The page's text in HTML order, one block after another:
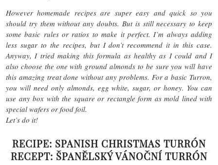
However homemade recipes are super easy and quick so you
should try them without any doubts. But is still necessary to keep
some basic rules or ratios to make it perfect. I’m always adding
less sugar to the recipes, but I don’t recommend it in this case.
Anyway, I tried making this formula as healthy as I could and I
also choose the one with ground almonds to be sure you will have
this amazing treat done without any problems. For a basic Turron,
you will need only almonds, egg white, sugar, or honey. You can
use any box with the square or rectangle form as mold lined with
special wafers or food foil.
Let’s do it!
RECIPE: SPANISH CHRISTMAS TURRÓN
RECEPT: ŠPANĚLSKÝ VÁNOČNÍ TURRÓN